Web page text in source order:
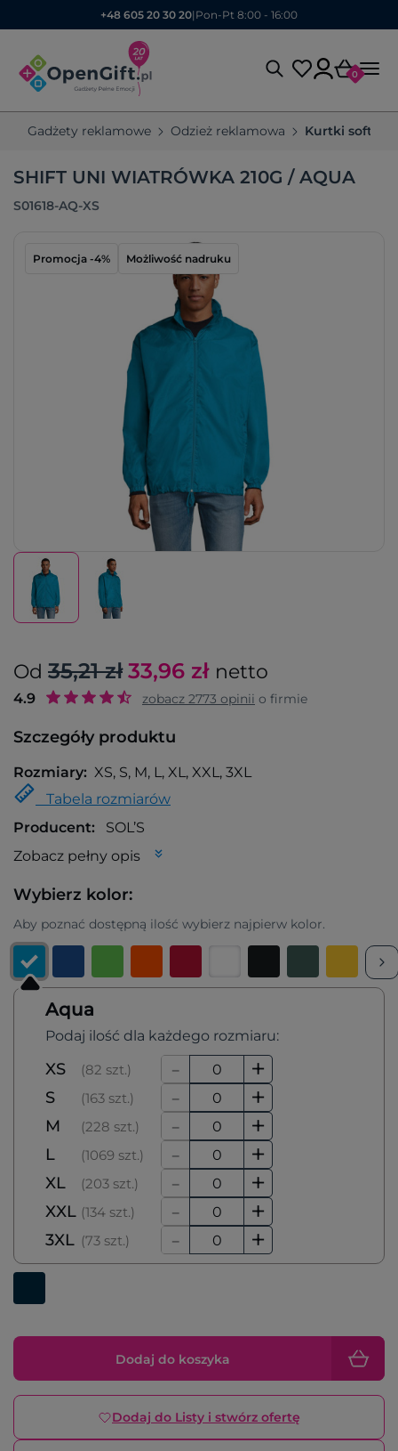
+48 605 20 30 20| Pon-Pt 8:00 - 16:00
0
Gadżety reklamowe Odzież reklamowa Kurtki
SHIFT UNI WIATRÓWKA 210G / AQUA
S01618-AQ-XS
Promocja -4% Możliwość nadruku
Od 35,21 zł 33,96 zł netto
4.9 zobacz 2773 opinii o firmie
Szczegóły produktu
Rozmiary: XS, S, M, L, XL, XXL, 3XL
Tabela rozmiarów
Producent: SOL’S
Zobacz pełny opis
Wybierz kolor:
Aby poznać dostępną ilość wybierz najpierw kolor.
Aqua
Podaj ilość dla każdego rozmiaru:
XS (82 szt.) - +
S (163 szt.) - +
M (228 szt.) - +
L (1069 szt.) - +
XL (203 szt.) - +
XXL (134 szt.) - +
3XL (73 szt.) - +
Dodaj do koszyka
Dodaj do Listy i stwórz ofertę